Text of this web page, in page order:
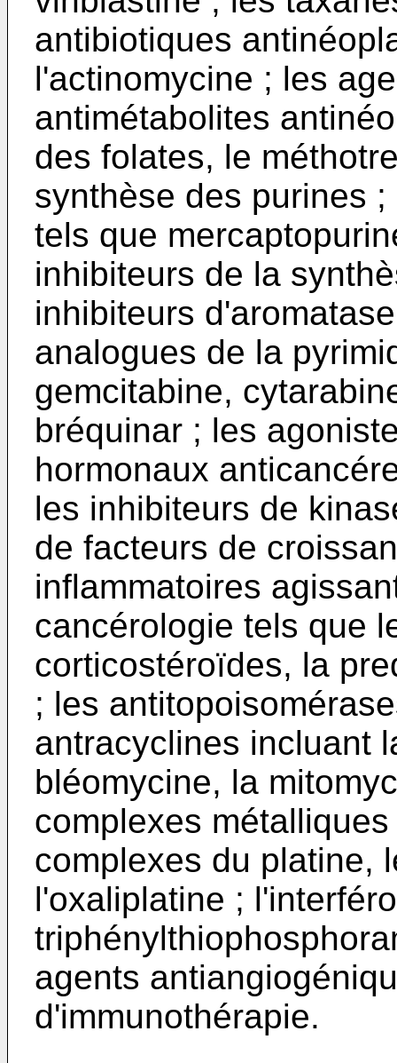
antibiotiques
l'actinomycine ; les
antimétabolites
des folates, le
synthèse des purines
tels que
inhibiteurs de la
inhibiteurs
analogues de la
gemcitabine,
bréquinar ; les
hormonaux
les inhibiteurs de
de facteurs de
inflammatoires
cancérologie tels que
corticostéroïdes, la
; les
antracyclines incluant
bléomycine, la
complexes
complexes du platine,
l'oxaliplatine ;
agents
d'immunothérapie.